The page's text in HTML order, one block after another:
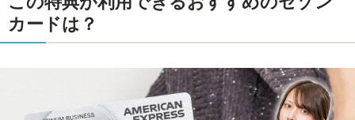
カードは？